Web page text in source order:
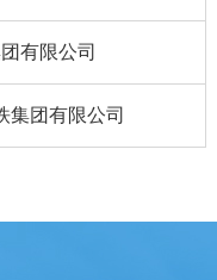
有限公司
集团有限公司